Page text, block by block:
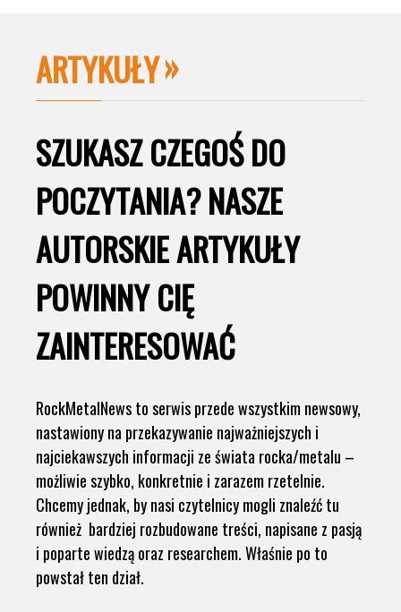
ARTYKUŁY
SZUKASZ CZEGOŚ DO
POCZYTANIA? NASZE
AUTORSKIE ARTYKUŁY
POWINNY CIĘ
ZAINTERESOWAĆ
RockMetalNews to serwis przede wszystkim newsowy,
nastawiony na przekazywanie najważniejszych i
najciekawszych informacji ze świata rocka/metalu –
możliwie szybko, konkretnie i zarazem rzetelnie.
Chcemy jednak, by nasi czytelnicy mogli znaleźć tu
również bardziej rozbudowane treści, napisane z pasją
i poparte wiedzą oraz researchem. Właśnie po to
powstał ten dział.